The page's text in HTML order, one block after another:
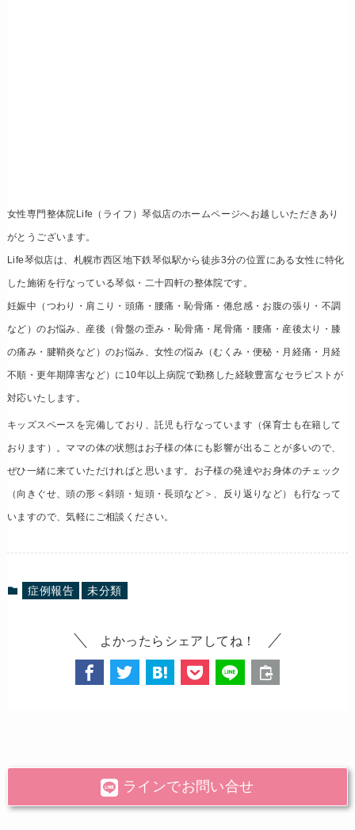
女性専門整体院Life（ライフ）琴似店のホームページへお越しいただきあり
がとうございます。
Life琴似店は、札幌市西区地下鉄琴似駅から徒歩3分の位置にある女性に特化
した施術を行なっている琴似・二十四軒の整体院です。
妊娠中（つわり・肩こり・頭痛・腰痛・恥骨痛・倦怠感・お腹の張り・不調
など）のお悩み、産後（骨盤の歪み・恥骨痛・尾骨痛・腰痛・産後太り・膝
の痛み・腱鞘炎など）のお悩み、女性の悩み（むくみ・便秘・月経痛・月経
不順・更年期障害など）に10年以上病院で勤務した経験豊富なセラピストが
対応いたします。
キッズスペースを完備しており、託児も行なっています（保育士も在籍して
おります ）。ママの体の状態はお子様の体にも影響が出ることが多いので、
ぜひ一緒に来ていただければと思います。お子様の発達やお身体のチェック
（向きぐせ、頭の形＜斜頭・短頭・長頭など＞、反り返りなど）も行なって
いますので、気軽にご相談ください。
症例報告 未分類
よかったらシェアしてね！
ラインでお問い合せ